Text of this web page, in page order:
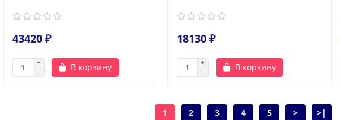
43420 ₽
В корзину
18130 ₽
В корзину
1 2 3 4 5 > >|